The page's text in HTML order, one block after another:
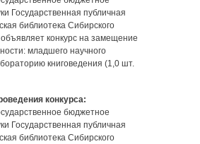
Государственная публичная
библиотека Сибирского
конкурс на замещение
младшего научного
книговедения (1,0 шт.
конкурса:
бюджетное
Государственная публичная
библиотека Сибирского